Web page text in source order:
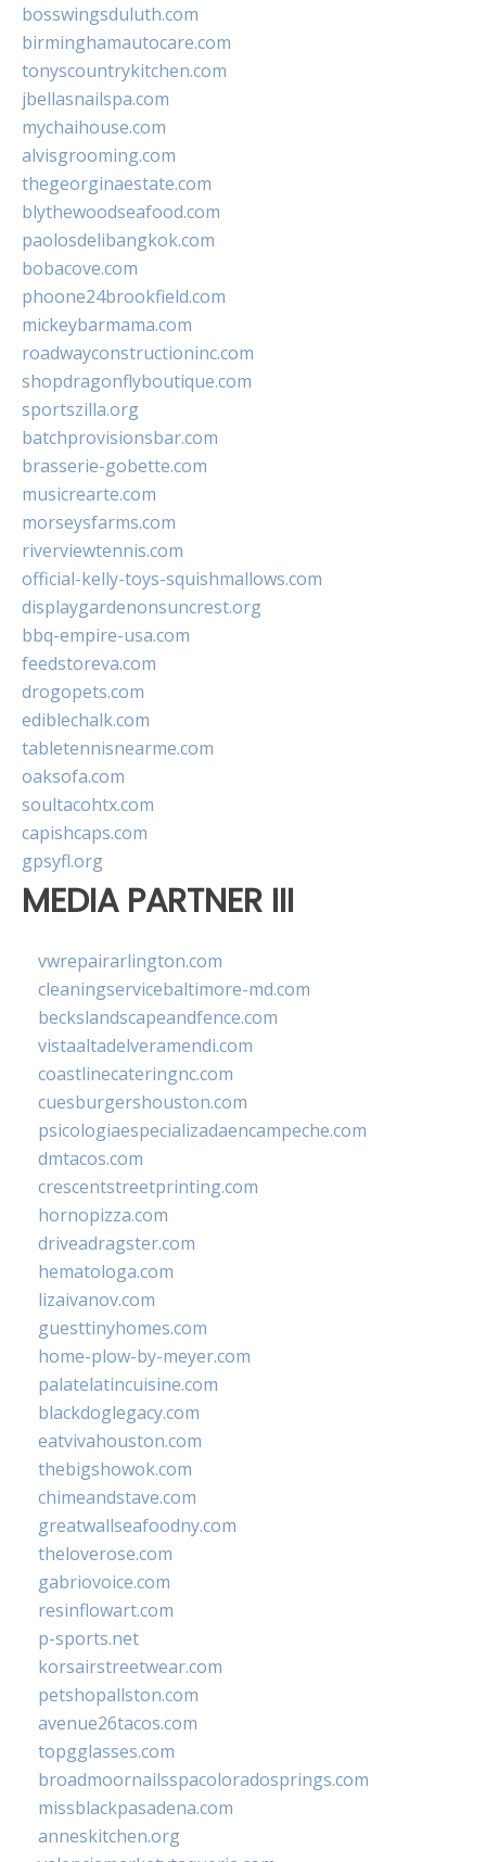
bosswingsduluth.com
birminghamautocare.com
tonyscountrykitchen.com
jbellasnailspa.com
mychaihouse.com
alvisgrooming.com
thegeorginaestate.com
blythewoodseafood.com
paolosdelibangkok.com
bobacove.com
phoone24brookfield.com
mickeybarmama.com
roadwayconstructioninc.com
shopdragonflyboutique.com
sportszilla.org
batchprovisionsbar.com
brasserie-gobette.com
musicrearte.com
morseysfarms.com
riverviewtennis.com
official-kelly-toys-squishmallows.com
displaygardenonsuncrest.org
bbq-empire-usa.com
feedstoreva.com
drogopets.com
ediblechalk.com
tabletennisnearme.com
oaksofa.com
soultacohtx.com
capishcaps.com
gpsyfl.org
MEDIA PARTNER III
vwrepairarlington.com
cleaningservicebaltimore-md.com
beckslandscapeandfence.com
vistaaltadelveramendi.com
coastlinecateringnc.com
cuesburgershouston.com
psicologiaespecializadaencampeche.com
dmtacos.com
crescentstreetprinting.com
hornopizza.com
driveadragster.com
hematologa.com
lizaivanov.com
guesttinyhomes.com
home-plow-by-meyer.com
palatelatincuisine.com
blackdoglegacy.com
eatvivahouston.com
thebigshowok.com
chimeandstave.com
greatwallseafoodny.com
theloverose.com
gabriovoice.com
resinflowart.com
p-sports.net
korsairstreetwear.com
petshopallston.com
avenue26tacos.com
topgglasses.com
broadmoornailsspacoloradosprings.com
missblackpasadena.com
anneskitchen.org